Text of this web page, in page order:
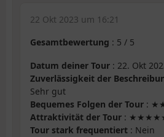
22 Okt 2023 um 16:21
Gesamtbewertung : 5 / 5
Datum deiner Tour : 22. Okt
Zuverlässigkeit der
Sehr gut
Bequemes Folgen der Tour :
Attraktivität der Tour :
Tour stark frequentiert : Nein